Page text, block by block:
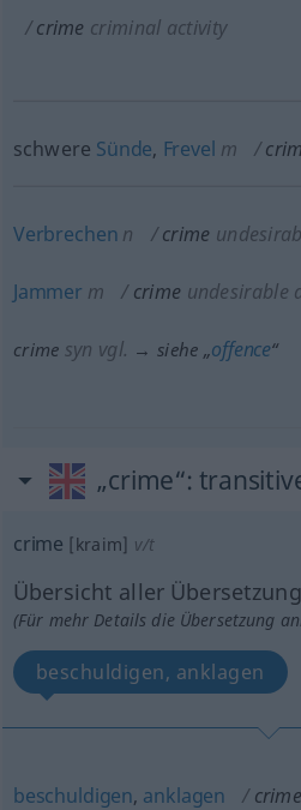
crime criminal activity
schwere Sünde, Frevel m
Verbrechen n crime
Jammer m crime undesirable
crime syn vgl. → siehe „offence“
„crime“:
crime [kraim] v/t
Übersicht aller
(Für mehr Details die Übersetzung
beschuldigen, anklagen
beschuldigen, anklagen crime